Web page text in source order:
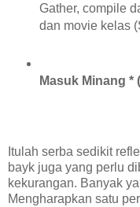
Gather, compile
dan movie kelas
Masuk Minang *
Itulah serba sedikit
bayk juga yang perlu
kekurangan. Banyak
Mengharapkan satu